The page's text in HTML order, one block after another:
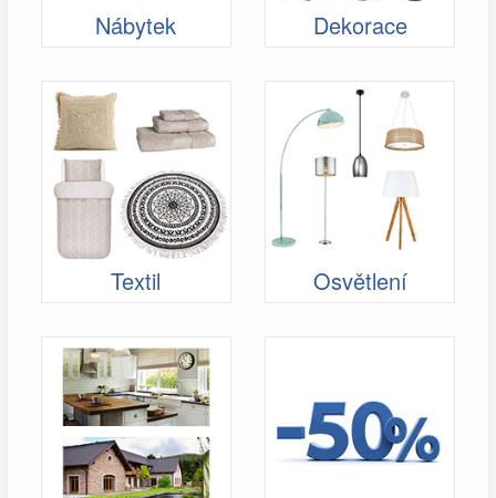
Nábytek Dekorace
Textil Osvětlení